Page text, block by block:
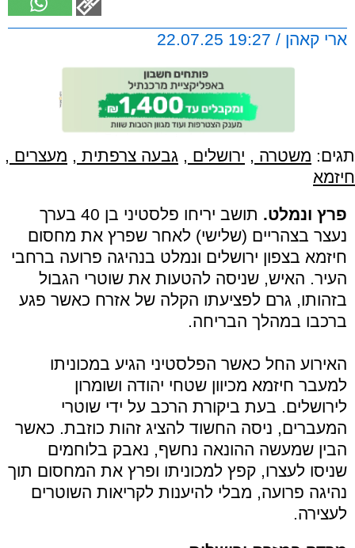
ארי קאהן / 19:27 22.07.25
תגים: משטרה , ירושלים , גבעה צרפתית , מעצרים ,
חיזמא
פרץ ונמלט.
תושב יריחו פלסטיני בן 40 בערך
נעצר בצהריים (שלישי) לאחר שפרץ את מחסום
חיזמא בצפון ירושלים ונמלט בנהיגה פרועה ברחבי
העיר. האיש, שניסה להטעות את שוטרי הגבול
בזהותו, גרם לפציעתו הקלה של אזרח כאשר פגע
ברכבו במהלך הבריחה.
האירוע החל כאשר הפלסטיני הגיע במכוניתו
למעבר חיזמא מכיוון שטחי יהודה ושומרון
לירושלים. בעת ביקורת הרכב על ידי שוטרי
המעברים, ניסה החשוד להציג זהות כוזבת. כאשר
הבין שמעשה ההונאה נחשף, נאבק בלוחמים
שניסו לעצרו, קפץ למכוניתו ופרץ את המחסום תוך
נהיגה פרועה, מבלי להיענות לקריאות השוטרים
לעצירה.